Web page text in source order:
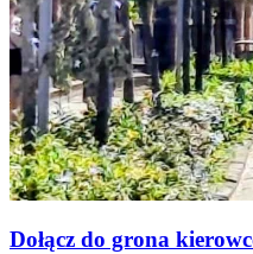
Dołącz do grona